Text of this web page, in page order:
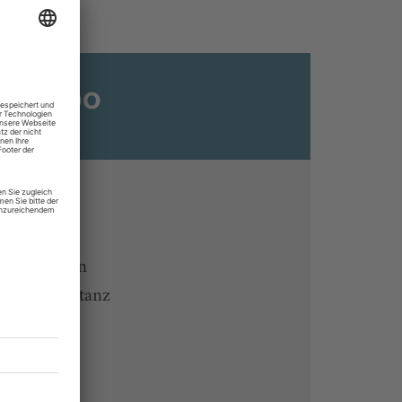
Abo
lesen
von tanz
Abos